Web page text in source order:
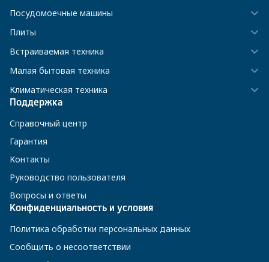
Посудомоечные машины
Плиты
Встраиваемая техника
Малая бытовая техника
Климатическая техника
Поддержка
Справочный центр
Гарантия
Контакты
Руководство пользователя
Вопросы и ответы
Конфиденциальность и условия
Политика обработки персональных данных
Сообщить о несоответствии